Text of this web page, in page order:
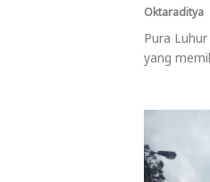
Oktaraditya
Pura
yang